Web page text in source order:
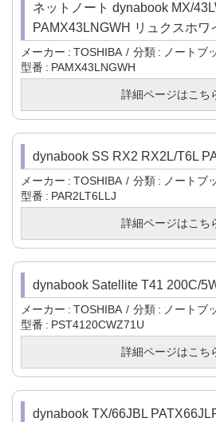
ネットノート dynabook MX/
PAMX43LNGWH リュクスホワ
メーカー TOSHIBA 分類
ノートブ
型番
PAMX43LNGWH
詳細ページはこち
dynabook SS RX2 RX2L/T6L
メーカー TOSHIBA 分類
ノートブ
型番
PAR2LT6LLJ
詳細ページはこち
dynabook Satellite T41 200C/
メーカー TOSHIBA 分類
ノートブ
型番
PST4120CWZ71U
詳細ページはこち
dynabook TX/66JBL